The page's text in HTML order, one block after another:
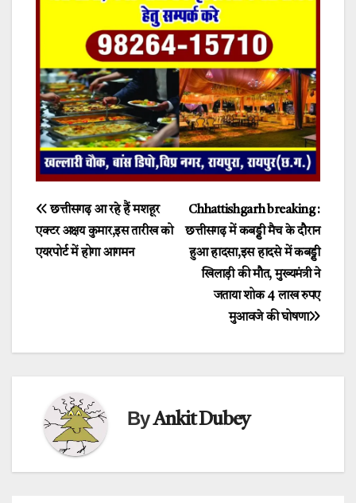
Post
navigation
Chhattishgarh breaking :
छत्तीसगढ़ में कबड्डी मैच के दौरान
हुआ हादसा,इस हादसे में कबड्डी
खिलाड़ी की मौत, मुख्यमंत्री ने
जताया शोक 4 लाख रुपए
मुआवजे की घोषणा
छत्तीसगढ़ आ रहे हैं मशहूर
एक्टर अक्षय कुमार,इस तारीख को
एयरपोर्ट में होगा आगमन
ByAnkit Dubey